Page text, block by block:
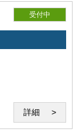
して、第三者
権その他一切
は自らの費用と
受付中
詳細